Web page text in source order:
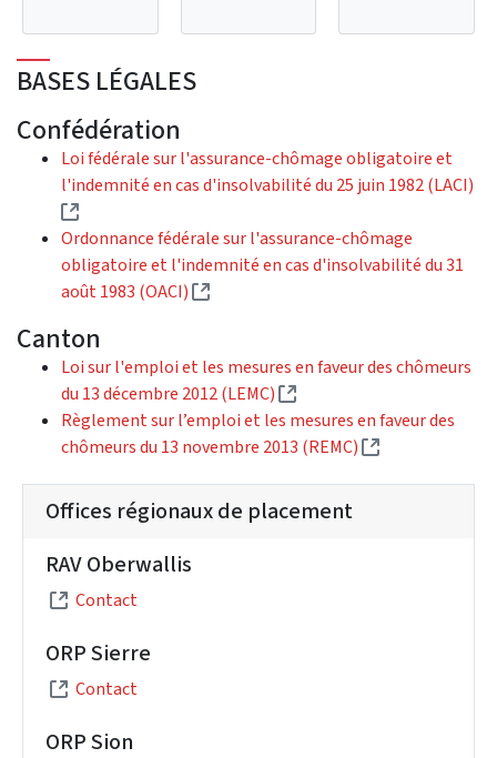
BASES LÉGALES
Confédération
Loi fédérale sur l'assurance-chômage obligatoire et
l'indemnité en cas d'insolvabilité du 25 juin 1982 (LACI)
(External link)
Ordonnance fédérale sur l'assurance-chômage
obligatoire et l'indemnité en cas d'insolvabilité du 31
août 1983 (OACI)
(External link)
Canton
Loi sur l'emploi et les mesures en faveur des chômeurs
du 13 décembre 2012 (LEMC)
(External link)
Règlement sur l’emploi et les mesures en faveur des
chômeurs du 13 novembre 2013 (REMC)
(External link)
Offices régionaux de placement
RAV Oberwallis
Contact
ORP Sierre
Contact
ORP Sion